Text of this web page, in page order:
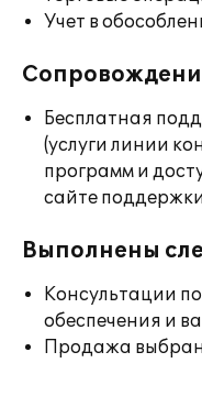
Учет в
Бесплатная
(услуги линии
программ и
сайте
Выполнены
Консультации
обеспечения и
Продажа